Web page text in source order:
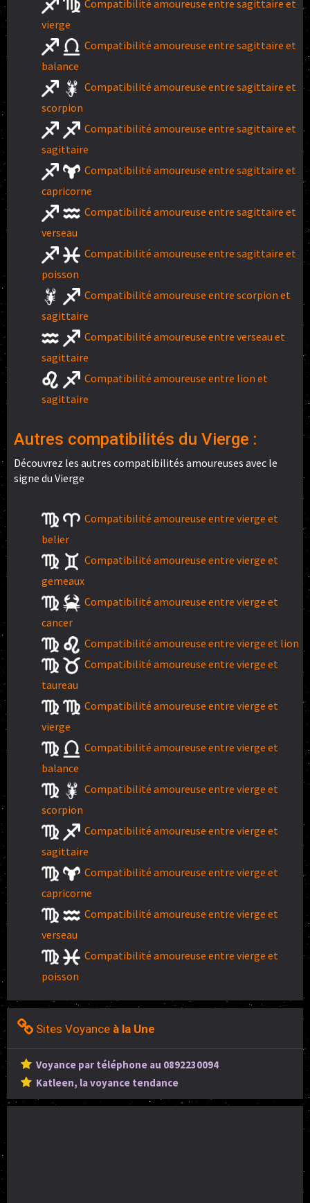
Compatibilité amoureuse entre sagittaire et
vierge
Compatibilité amoureuse entre sagittaire et
balance
Compatibilité amoureuse entre sagittaire et
scorpion
Compatibilité amoureuse entre sagittaire et
sagittaire
Compatibilité amoureuse entre sagittaire et
capricorne
Compatibilité amoureuse entre sagittaire et
verseau
Compatibilité amoureuse entre sagittaire et
poisson
Compatibilité amoureuse entre scorpion et
sagittaire
Compatibilité amoureuse entre verseau et
sagittaire
Compatibilité amoureuse entre lion et
sagittaire
Autres compatibilités du Vierge :
Découvrez les autres compatibilités amoureuses avec le
signe du Vierge
Compatibilité amoureuse entre vierge et
belier
Compatibilité amoureuse entre vierge et
gemeaux
Compatibilité amoureuse entre vierge et
cancer
Compatibilité amoureuse entre vierge et lion
Compatibilité amoureuse entre vierge et
taureau
Compatibilité amoureuse entre vierge et
vierge
Compatibilité amoureuse entre vierge et
balance
Compatibilité amoureuse entre vierge et
scorpion
Compatibilité amoureuse entre vierge et
sagittaire
Compatibilité amoureuse entre vierge et
capricorne
Compatibilité amoureuse entre vierge et
verseau
Compatibilité amoureuse entre vierge et
poisson
Sites Voyance à la Une
Voyance par téléphone au 0892230094
Katleen, la voyance tendance